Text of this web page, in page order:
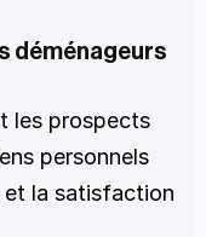
déménageurs
les prospects
personnels
et la satisfaction